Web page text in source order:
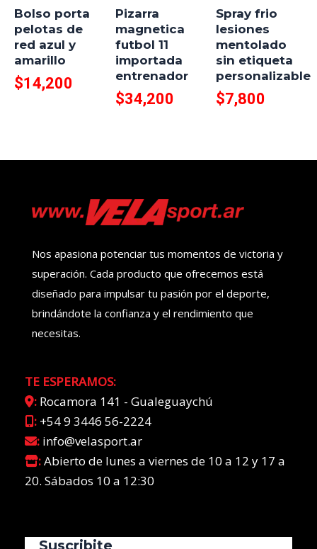
Bolso porta
pelotas de
red azul y
amarillo
$14,200
Pizarra
magnetica
futbol 11
importada
entrenador
$34,200
Spray frio
lesiones
mentolado
sin etiqueta
personalizable
$7,800
Nos apasiona potenciar tus momentos de victoria y
superación. Cada producto que ofrecemos está
diseñado para impulsar tu pasión por el deporte,
brindándote la confianza y el rendimiento que
necesitas.
TE ESPERAMOS:
: Rocamora 141 - Gualeguaychú
: +54 9 3446 56-2224
: info@velasport.ar
:Abierto de lunes a viernes de 10 a 12 y 17 a
20. Sábados 10 a 12:30
Suscribite